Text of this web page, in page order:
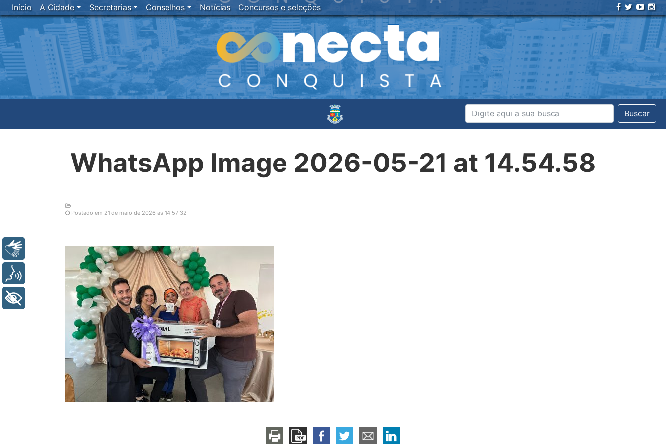
Início A Cidade Secretarias Conselhos Notícias Concursos e seleções
Buscar
WhatsApp Image 2026-05-21 at 14.54.58
Postado em 21 de maio de 2026 as 14:57:32
+ Acessibilidade